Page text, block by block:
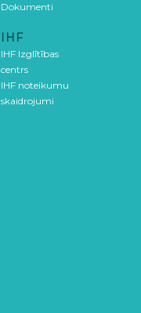
Dokumenti
IHF
IHF Izglītības
centrs
IHF noteikumu
skaidrojumi